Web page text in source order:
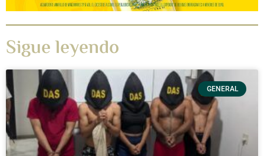
Sigue leyendo
GENERAL